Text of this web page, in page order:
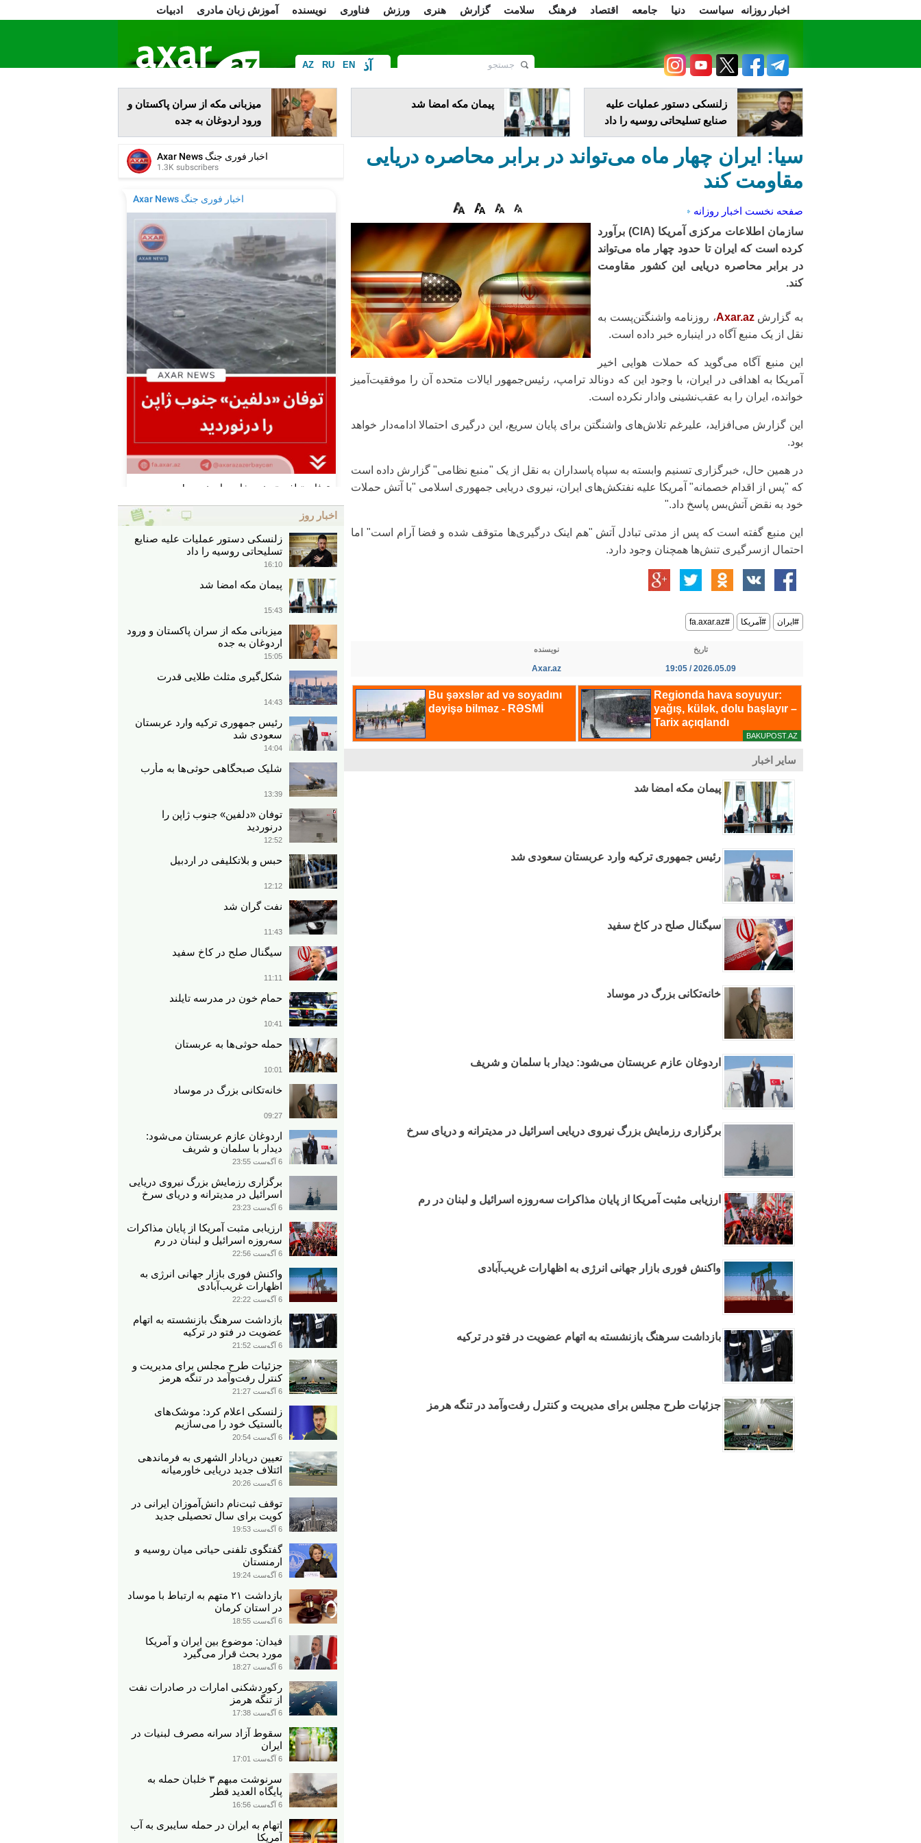
اخبار روزانه سیاست دنیا جامعه اقتصاد فرهنگ سلامت گزارش هنری ورزش فناوری نویسنده آموزش زبان مادری
ادبیات
AZ RU EN آذ
فا
زلنسکی دستور عملیات علیه
صنایع تسلیحاتی روسیه را داد
پیمان مکه امضا شد
میزبانی مکه از سران پاکستان و
ورود اردوغان به جده
سیا: ایران چهار ماه می‌تواند در برابر محاصره دریایی
مقاومت کند
صفحه نخست اخبار روزانه
سازمان اطلاعات مرکزی آمریکا (CIA) برآورد
کرده است که ایران تا حدود چهار ماه می‌تواند
در برابر محاصره دریایی این کشور مقاومت
کند.
به گزارشAxar.az، روزنامه واشنگتن‌پست به
نقل از یک منبع آگاه در اینباره خبر داده است.
این منبع آگاه می‌گوید که حملات هوایی اخیر
آمریکا به اهدافی در ایران، با وجود این که دونالد ترامپ، رئیس‌جمهور ایالات متحده آن را موفقیت‌آمیز
خوانده، ایران را به عقب‌نشینی وادار نکرده است.
این گزارش می‌افزاید، علیرغم تلاش‌های واشنگتن برای پایان سریع، این درگیری احتمالا ادامه‌دار خواهد
بود.
در همین حال، خبرگزاری تسنیم وابسته به سپاه پاسداران به نقل از یک "منبع نظامی" گزارش داده است
که "پس از اقدام خصمانه" آمریکا علیه نفتکش‌های ایران، نیروی دریایی جمهوری اسلامی "با آتش حملات
خود به نقض آتش‌بس پاسخ داد."
این منبع گفته است که پس از مدتی تبادل آتش "هم اینک درگیری‌ها متوقف شده و فضا آرام است" اما
احتمال ازسرگیری تنش‌ها همچنان وجود دارد.
#ایران #آمریکا #fa.axar.az
تاریخ
2026.05.09 / 19:05
نویسنده
Axar.az
سایر اخبار
پیمان مکه امضا شد
رئیس جمهوری ترکیه وارد عربستان سعودی شد
سیگنال صلح در کاخ سفید
خانه‌تکانی بزرگ در موساد
اردوغان عازم عربستان می‌شود: دیدار با سلمان و شریف
برگزاری رزمایش بزرگ نیروی دریایی اسرائیل در مدیترانه و دریای سرخ​
ارزیابی مثبت آمریکا از پایان مذاکرات سه‌روزه اسرائیل و لبنان در رم
واکنش فوری بازار جهانی انرژی به اظهارات غریب‌آبادی
بازداشت سرهنگ بازنشسته به اتهام عضویت در فتو در ترکیه
جزئیات طرح مجلس برای مدیریت و کنترل رفت‌وآمد در تنگه هرمز
اخبار روز
زلنسکی دستور عملیات علیه صنایع
تسلیحاتی روسیه را داد
16:10
پیمان مکه امضا شد
15:43
میزبانی مکه از سران پاکستان و ورود
اردوغان به جده
15:05
شکل‌گیری مثلث طلایی قدرت
14:43
رئیس جمهوری ترکیه وارد عربستان
سعودی شد
14:04
شلیک صبحگاهی حوثی‌ها به مأرب
13:39
توفان «دلفین» جنوب ژاپن را
درنوردید
12:52
حبس و بلاتکلیفی در اردبیل
12:12
نفت گران شد
11:43
سیگنال صلح در کاخ سفید
11:11
حمام خون در مدرسه تایلند
10:41
حمله حوثی‌ها به عربستان
10:01
خانه‌تکانی بزرگ در موساد
09:27
اردوغان عازم عربستان می‌شود:
دیدار با سلمان و شریف
6 آگوست 23:55
برگزاری رزمایش بزرگ نیروی دریایی
اسرائیل در مدیترانه و دریای سرخ​
6 آگوست 23:23
ارزیابی مثبت آمریکا از پایان مذاکرات
سه‌روزه اسرائیل و لبنان در رم
6 آگوست 22:56
واکنش فوری بازار جهانی انرژی به
اظهارات غریب‌آبادی
6 آگوست 22:22
بازداشت سرهنگ بازنشسته به اتهام
عضویت در فتو در ترکیه
6 آگوست 21:52
جزئیات طرح مجلس برای مدیریت و
کنترل رفت‌وآمد در تنگه هرمز
6 آگوست 21:27
زلنسکی اعلام کرد: موشک‌های
بالستیک خود را می‌سازیم
6 آگوست 20:54
تعیین دریادار الشهری به فرماندهی
ائتلاف جدید دریایی خاورمیانه
6 آگوست 20:26
توقف ثبت‌نام دانش‌آموزان ایرانی در
کویت برای سال تحصیلی جدید
6 آگوست 19:53
گفتگوی تلفنی حیاتی میان روسیه و
ارمنستان
6 آگوست 19:24
بازداشت ۲۱ متهم به ارتباط با موساد
در استان کرمان
6 آگوست 18:55
فیدان: موضوع بین ایران و آمریکا
مورد بحث قرار می‌گیرد
6 آگوست 18:27
رکوردشکنی امارات در صادرات نفت
از تنگه هرمز
6 آگوست 17:38
سقوط آزاد سرانه مصرف لبنیات در
ایران
6 آگوست 17:01
سرنوشت مبهم ۳ خلبان حمله به
پایگاه العدید قطر
6 آگوست 16:56
اتهام به ایران در حمله سایبری به آب
آمریکا